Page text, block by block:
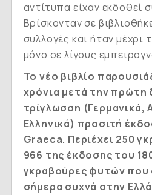
αντίτυπα είχαν εκδοθεί
Βρίσκονταν σε
συλλογές και ήταν
μόνο σε λίγους
Το νέο βιβλίο
χρόνια μετά την πρώτη
τρίγλωσση (Γερμανικά,
Ελληνικά) προσιτή
Graeca. Περιέχει 250
966 της έκδοσης του
γκραβούρες φυτών που
σήμερα συχνά στην